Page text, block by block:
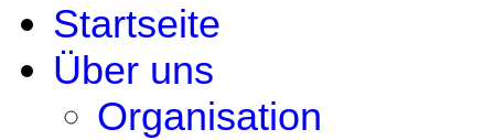
Startseite
Über uns
Organisation